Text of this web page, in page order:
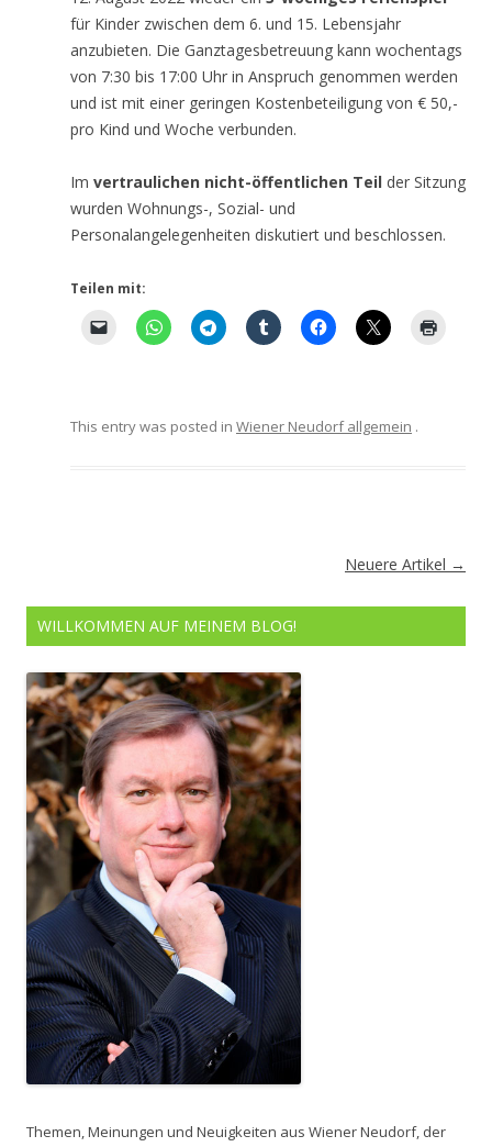
für Kinder zwischen dem 6. und 15. Lebensjahr
anzubieten. Die Ganztagesbetreuung kann wochentags
von 7:30 bis 17:00 Uhr in Anspruch genommen werden
und ist mit einer geringen Kostenbeteiligung von € 50,-
pro Kind und Woche verbunden.
Im vertraulichen nicht-öffentlichen Teil der Sitzung
wurden Wohnungs-, Sozial- und
Personalangelegenheiten diskutiert und beschlossen.
Teilen mit:
This entry was posted in Wiener Neudorf allgemein .
Neuere Artikel →
WILLKOMMEN AUF MEINEM BLOG!
Themen, Meinungen und Neuigkeiten aus Wiener Neudorf, der